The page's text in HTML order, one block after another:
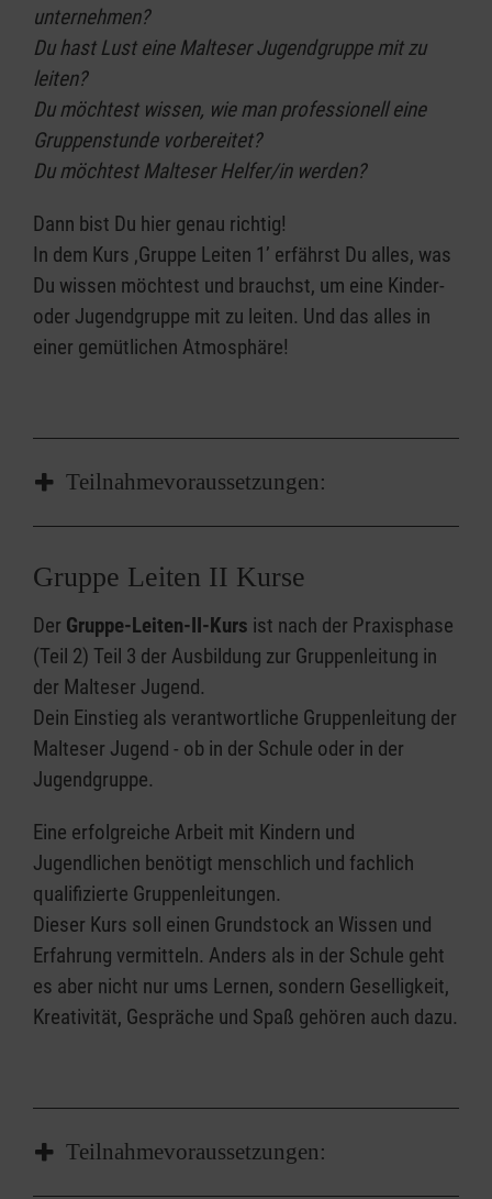
unternehmen?
Du hast Lust eine Malteser Jugendgruppe mit zu
leiten?
Du möchtest wissen, wie man professionell eine
Gruppenstunde vorbereitet?
Du möchtest Malteser Helfer/in werden?
Dann bist Du hier genau richtig!
In dem Kurs ‚Gruppe Leiten 1’ erfährst Du alles, was
Du wissen möchtest und brauchst, um eine Kinder-
oder Jugendgruppe mit zu leiten. Und das alles in
einer gemütlichen Atmosphäre!
Teilnahmevoraussetzungen:
durch das Diözesanjugendreferat
-> Teilnehmende erklären sich mit den
Kursregeln einverstanden
Gruppe Leiten II Kurse
Der Gruppe-Leiten-II-Kurs ist nach der Praxisphase
(Teil 2) Teil 3 der Ausbildung zur Gruppenleitung in
der Malteser Jugend.
Dein Einstieg als verantwortliche Gruppenleitung der
Malteser Jugend - ob in der Schule oder in der
Jugendgruppe.
Eine erfolgreiche Arbeit mit Kindern und
Jugendlichen benötigt menschlich und fachlich
qualifizierte Gruppenleitungen.
Dieser Kurs soll einen Grundstock an Wissen und
Erfahrung vermitteln. Anders als in der Schule geht
es aber nicht nur ums Lernen, sondern Geselligkeit,
Kreativität, Gespräche und Spaß gehören auch dazu.
Teilnahmevoraussetzungen: